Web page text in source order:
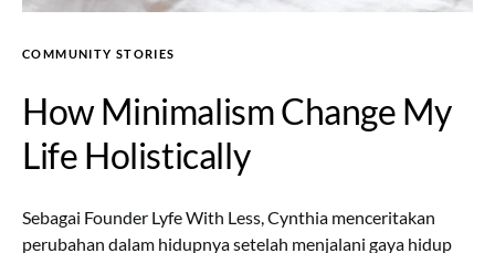
COMMUNITY STORIES
How Minimalism Change My
Life Holistically
Sebagai Founder Lyfe With Less, Cynthia menceritakan
perubahan dalam hidupnya setelah menjalani gaya hidup